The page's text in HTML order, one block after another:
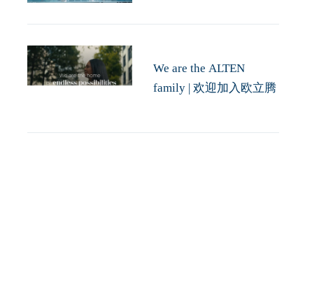
We are the ALTEN
family | 欢迎加入欧立腾